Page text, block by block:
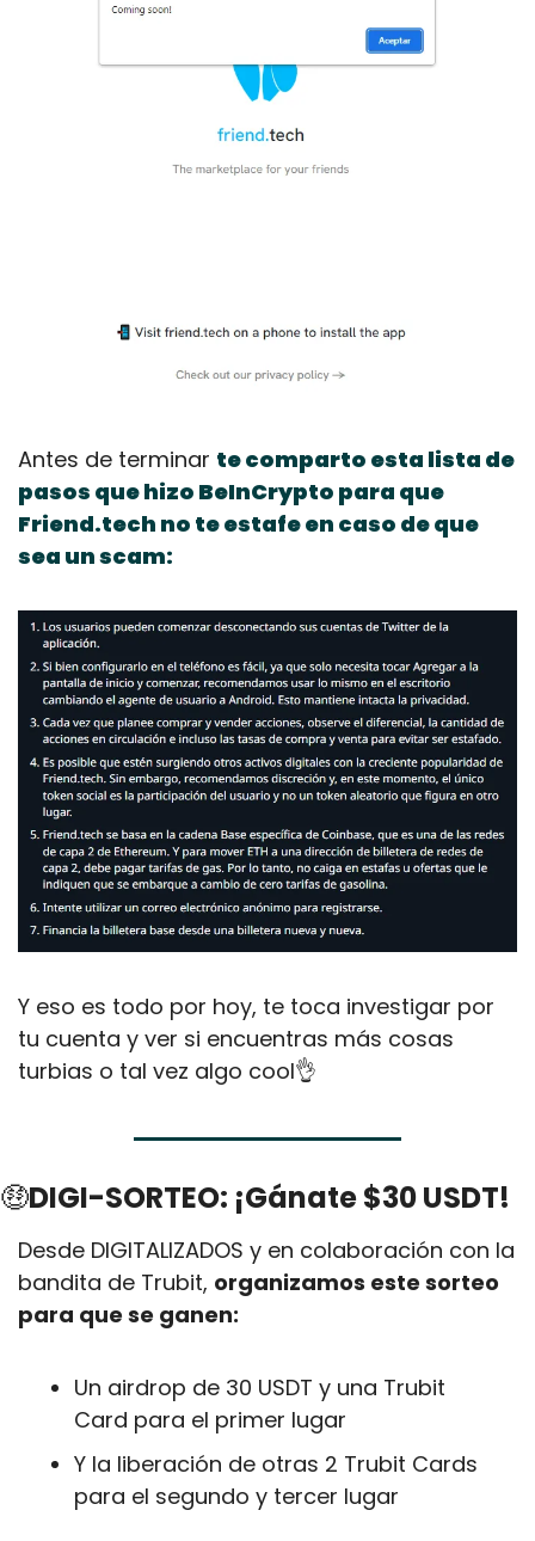
Antes de terminar te comparto esta lista de
pasos que hizo BeInCrypto para que
Friend.tech no te estafe en caso de que
sea un scam:
Y eso es todo por hoy, te toca investigar por
tu cuenta y ver si encuentras más cosas
turbias o tal vez algo cool👌
🤑DIGI-SORTEO: ¡Gánate $30 USDT!
Desde DIGITALIZADOS y en colaboración con la
bandita de Trubit, organizamos este sorteo
para que se ganen:
Un airdrop de 30 USDT y una Trubit
Card para el primer lugar
Y la liberación de otras 2 Trubit Cards
para el segundo y tercer lugar